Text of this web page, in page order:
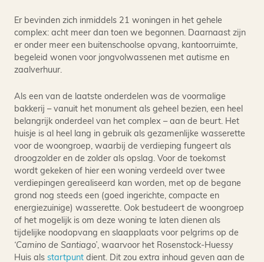
Er bevinden zich inmiddels 21 woningen in het gehele
complex: acht meer dan toen we begonnen. Daarnaast zijn
er onder meer een buitenschoolse opvang, kantoorruimte,
begeleid wonen voor jongvolwassenen met autisme en
zaalverhuur.
Als een van de laatste onderdelen was de voormalige
bakkerij – vanuit het monument als geheel bezien, een heel
belangrijk onderdeel van het complex – aan de beurt. Het
huisje is al heel lang in gebruik als gezamenlijke wasserette
voor de woongroep, waarbij de verdieping fungeert als
droogzolder en de zolder als opslag. Voor de toekomst
wordt gekeken of hier een woning verdeeld over twee
verdiepingen gerealiseerd kan worden, met op de begane
grond nog steeds een (goed ingerichte, compacte en
energiezuinige) wasserette. Ook bestudeert de woongroep
of het mogelijk is om deze woning te laten dienen als
tijdelijke noodopvang en slaapplaats voor pelgrims op de
‘Camino de Santiago’, waarvoor het Rosenstock-Huessy
Huis als startpunt dient. Dit zou extra inhoud geven aan de